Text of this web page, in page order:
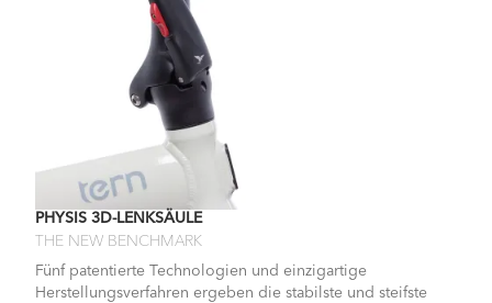
PHYSIS 3D-LENKSÄULE
THE NEW BENCHMARK
Fünf patentierte Technologien und einzigartige
Herstellungsverfahren ergeben die stabilste und steifste